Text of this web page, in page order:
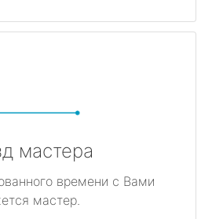
мастера
времени с Вами
мастер.